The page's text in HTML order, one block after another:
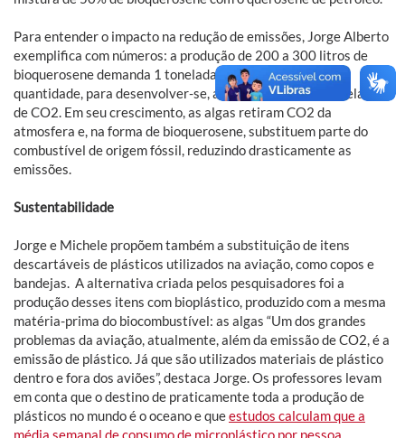
Para entender o impacto na redução de emissões, Jorge Alberto
exemplifica com números: a produção de 200 a 300 litros de
bioquerosene demanda 1 tonelada de microalgas. E essa
quantidade, para desenvolver-se, absorve cerca de 2 toneladas
de CO2. Em seu crescimento, as algas retiram CO2 da
atmosfera e, na forma de bioquerosene, substituem parte do
combustível de origem fóssil, reduzindo drasticamente as
emissões.
Sustentabilidade
Jorge e Michele propõem também a substituição de itens
descartáveis de plásticos utilizados na aviação, como copos e
bandejas. A alternativa criada pelos pesquisadores foi a
produção desses itens com bioplástico, produzido com a mesma
matéria-prima do biocombustível: as algas “Um dos grandes
problemas da aviação, atualmente, além da emissão de CO2, é a
emissão de plástico. Já que são utilizados materiais de plástico
dentro e fora dos aviões”, destaca Jorge. Os professores levam
em conta que o destino de praticamente toda a produção de
plásticos no mundo é o oceano e queestudos calculam que a
média semanal de consumo de microplástico por pessoa